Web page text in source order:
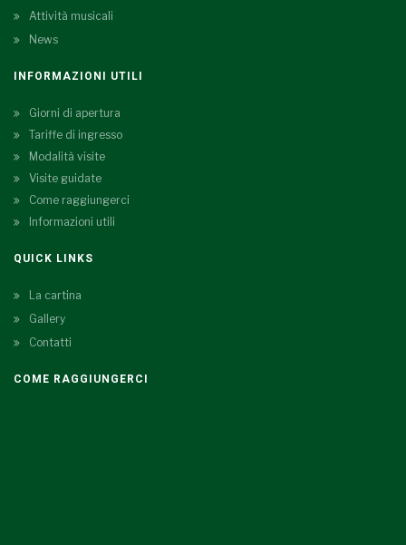
Attività musicali
News
INFORMAZIONI UTILI
Giorni di apertura
Tariffe di ingresso
Modalità visite
Visite guidate
Come raggiungerci
Informazioni utili
QUICK LINKS
La cartina
Gallery
Contatti
COME RAGGIUNGERCI